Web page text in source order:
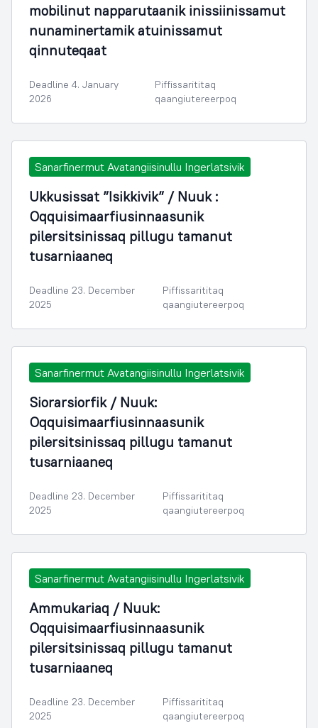
mobilinut napparutaanik inissiinissamut
nunaminertamik atuinissamut
qinnuteqaat
Deadline 4. January
2026
Piffissarititaq
qaangiutereerpoq
Sanarfinermut Avatangiisinullu Ingerlatsivik
Ukkusissat ”Isikkivik” / Nuuk :
Oqquisimaarfiusinnaasunik
pilersitsinissaq pillugu tamanut
tusarniaaneq
Deadline 23. December
2025
Piffissarititaq
qaangiutereerpoq
Sanarfinermut Avatangiisinullu Ingerlatsivik
Siorarsiorfik / Nuuk:
Oqquisimaarfiusinnaasunik
pilersitsinissaq pillugu tamanut
tusarniaaneq
Deadline 23. December
2025
Piffissarititaq
qaangiutereerpoq
Sanarfinermut Avatangiisinullu Ingerlatsivik
Ammukariaq / Nuuk:
Oqquisimaarfiusinnaasunik
pilersitsinissaq pillugu tamanut
tusarniaaneq
Deadline 23. December
2025
Piffissarititaq
qaangiutereerpoq